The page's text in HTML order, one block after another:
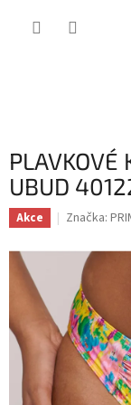
PLAVKOVÉ
UBUD
Akce Značka: